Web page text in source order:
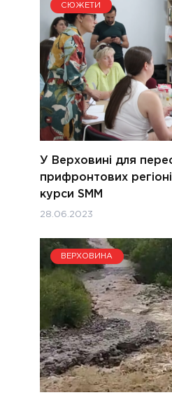
СЮЖЕТИ
У Верховині для
прифронтових
курси SMM
28.06.2023
ВЕРХОВИНА